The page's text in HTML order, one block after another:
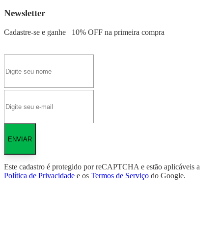
Newsletter
Cadastre-se e ganhe 10% OFF na primeira compra
ENVIAR
Este cadastro é protegido por reCAPTCHA e estão aplicáveis a
Política de Privacidade e os Termos de Serviço do Google.